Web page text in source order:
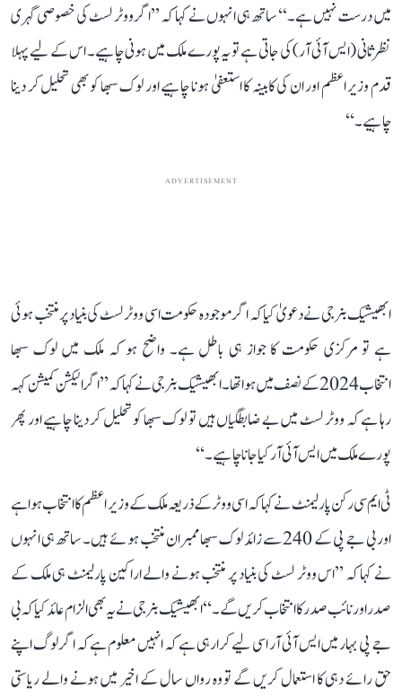
میں درست نہیں ہے۔‘‘ ساتھ ہی انہوں نے کہا کہ ’’اگر ووٹر لسٹ کی خصوصی گہری
نظرثانی (ایس آئی آر) کی جاتی ہے تو یہ پورے ملک میں ہونی چاہیے۔ اس کے لیے پہلا
قدم وزیر اعظم اور ان کی کابینہ کا استعفیٰ ہونا چاہیے اور لوک سبھا کو بھی تحلیل کر دینا
چاہیے۔‘‘
ADVERTISEMENT
ابھیشیک بنرجی نے دعویٰ کیا کہ اگر موجودہ حکومت اسی ووٹر لسٹ کی بنیاد پر منتخب ہوئی
ہے تو مرکزی حکومت کا جواز ہی باطل ہے۔ واضح ہو کہ ملک میں لوک سبھا
انتخاب 2024 کے نصف میں ہوا تھا۔ ابھیشیک بنرجی نے کہا کہ ’’اگر الیکشن کمیشن کہہ
رہا ہے کہ ووٹر لسٹ میں بے ضابطگیاں ہیں تو لوک سبھا کو تحلیل کر دینا چاہیے اور پھر
پورے ملک میں ایس آئی آر کیا جانا چاہیے۔‘‘
ٹی ایم سی رکن پارلیمنٹ نے کہا کہ اسی ووٹر کے ذریعہ ملک کے وزیر اعظم کا انتخاب ہوا ہے
اور بی جے پی کے 240 سے زائد لوک سبھا ممبران منتخب ہوئے ہیں۔ ساتھ ہی انہوں
نے کہا کہ ’’اس ووٹر لسٹ کی بنیاد پر منتخب ہونے والے اراکین پارلیمنٹ ہی ملک کے
صدر اور نائب صدر کا انتخاب کریں گے۔‘‘ ابھیشیک بنرجی نے یہ بھی الزام عائد کیا کہ بی
جے پی بہار میں ایس آئی آر اسی لیے کرا رہی ہے کہ انہیں معلوم ہے کہ اگر لوگ اپنے
حق رائے دہی کا استعمال کریں گے تو وہ رواں سال کے اخیر میں ہونے والے ریاستی